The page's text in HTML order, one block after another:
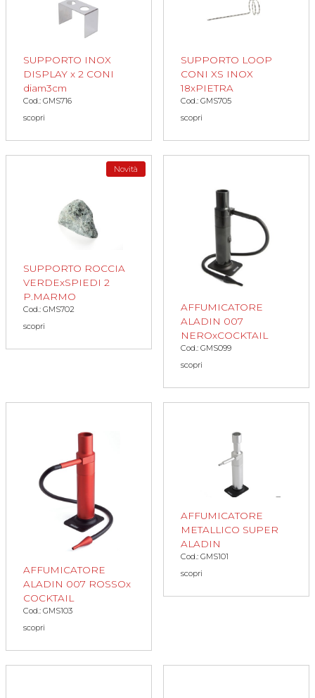
SUPPORTO INOX
DISPLAY x 2 CONI
diam3cm
Cod.: GMS716
scopri
SUPPORTO LOOP
CONI XS INOX
18xPIETRA
Cod.: GMS705
scopri
Novità
SUPPORTO ROCCIA
VERDExSPIEDI 2
P.MARMO
Cod.: GMS702
scopri
AFFUMICATORE
ALADIN 007
NEROxCOCKTAIL
Cod.: GMS099
scopri
AFFUMICATORE
ALADIN 007 ROSSOx
COCKTAIL
Cod.: GMS103
scopri
AFFUMICATORE
METALLICO SUPER
ALADIN
Cod.: GMS101
scopri